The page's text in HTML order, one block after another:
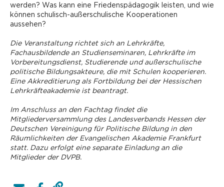
werden? Was kann eine Friedenspädagogik leisten, und wie
können schulisch-außerschulische Kooperationen
aussehen?
Die Veranstaltung richtet sich an Lehrkräfte,
Fachausbildende an Studienseminaren, Lehrkräfte im
Vorbereitungsdienst, ­Studierende und außerschulische
politische Bildungsakteure, die mit Schulen kooperieren.
Eine Akkreditierung als Fortbildung bei der Hessischen
Lehrkräfteakademie ist beantragt.
Im Anschluss an den Fachtag findet die
Mitgliederversammlung des Landesverbands Hessen der
Deutschen Vereinigung für Politische Bildung in den
Räumlichkeiten der Evangelischen Akademie Frankfurt
statt. Dazu erfolgt eine separate Einladung an die
Mitglieder der DVPB.